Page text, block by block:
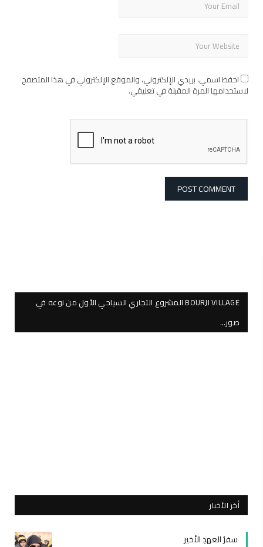
احفظ اسمي، بريدي الإلكتروني، والموقع الإلكتروني في هذا المتصفح
لاستخدامها المرة المقبلة في تعليقي.
BOURJI VILLAGE المشروع التجاري السياحي الأول من نوعه في
صور…
أخر الأخبار
سفرُ العهدِ الأخير